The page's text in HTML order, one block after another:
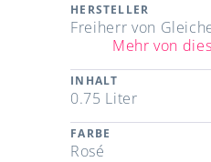
HERSTELLER
Freiherr von
Mehr von
INHALT
0.75 Liter
FARBE
Rosé